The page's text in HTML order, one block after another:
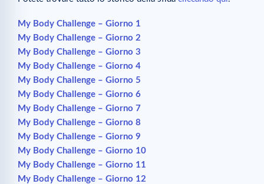
My Body Challenge – Giorno 1
My Body Challenge – Giorno 2
My Body Challenge – Giorno 3
My Body Challenge – Giorno 4
My Body Challenge – Giorno 5
My Body Challenge – Giorno 6
My Body Challenge – Giorno 7
My Body Challenge – Giorno 8
My Body Challenge – Giorno 9
My Body Challenge – Giorno 10
My Body Challenge – Giorno 11
My Body Challenge – Giorno 12